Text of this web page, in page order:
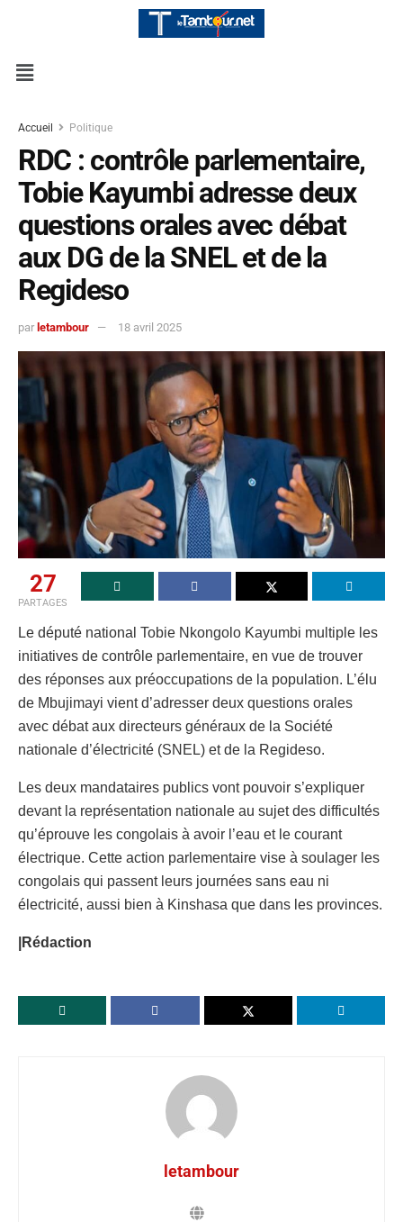
Accueil Politique
RDC : contrôle parlementaire,
Tobie Kayumbi adresse deux
questions orales avec débat
aux DG de la SNEL et de la
Regideso
par letambour 18 avril 2025
27
PARTAGES
Le député national Tobie Nkongolo Kayumbi multiple les
initiatives de contrôle parlementaire, en vue de trouver
des réponses aux préoccupations de la population. L’élu
de Mbujimayi vient d’adresser deux questions orales
avec débat aux directeurs généraux de la Société
nationale d’électricité (SNEL) et de la Regideso.
Les deux mandataires publics vont pouvoir s’expliquer
devant la représentation nationale au sujet des difficultés
qu’éprouve les congolais à avoir l’eau et le courant
électrique. Cette action parlementaire vise à soulager les
congolais qui passent leurs journées sans eau ni
électricité, aussi bien à Kinshasa que dans les provinces.
|Rédaction
letambour